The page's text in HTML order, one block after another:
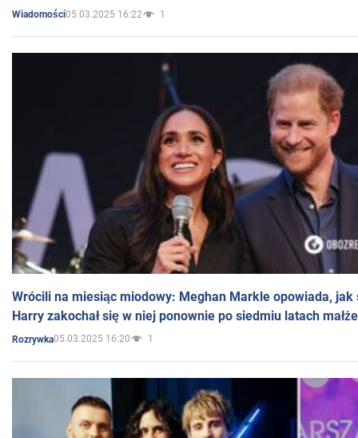
Wiadomości05.03.2025 16:22 1
Wrócili na miesiąc miodowy: Meghan Markle opowiada, jak
Harry zakochał się w niej ponownie po siedmiu latach
Rozrywka05.03.2025 16:20 1